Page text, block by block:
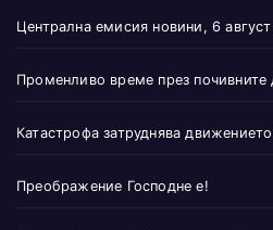
Централна емисия новини, 6
Променливо време през почивните
Катастрофа затруднява
Преображение Господне е!